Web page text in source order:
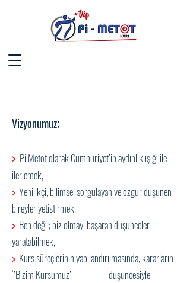
Vizyonumuz;
> Pi Metot olarak Cumhuriyet’in aydınlık ışığı ile
ilerlemek,
> Yenilikçi, bilimsel sorgulayan ve özgür düşünen
bireyler yetiştirmek,
> Ben değil; biz olmayı başaran düşünceler
yaratabilmek,
> Kurs süreçlerinin yapılandırılmasında, kararların
‘’Bizim Kursumuz’’ düşüncesiyle